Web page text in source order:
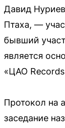
Давид
Птаха, —
бывший
является
«ЦАО
Протокол на
заседание